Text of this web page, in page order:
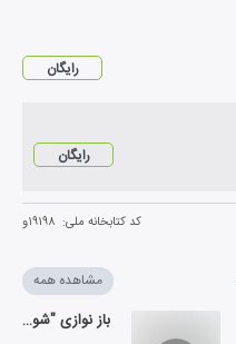
رایگان
رایگان
کد کتابخانه ملی: ۱۹۱۹۸و
مشاهده همه
باز نوازی "شوق وصل"